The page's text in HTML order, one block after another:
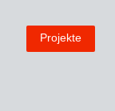
Projekte